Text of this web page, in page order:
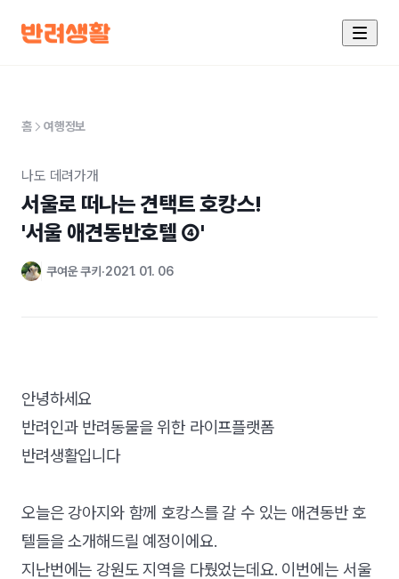
홈 여행정보
나도 데려가개
서울로 떠나는 견택트 호캉스!
'서울 애견동반호텔 ④'
쿠여운 쿠키 2021. 01. 06
안녕하세요
반려인과 반려동물을 위한 라이프플랫폼
반려생활입니다
오늘은 강아지와 함께 호캉스를 갈 수 있는 애견동반 호
텔들을 소개해드릴 예정이에요.
지난번에는 강원도 지역을 다뤘었는데요. 이번에는 서울